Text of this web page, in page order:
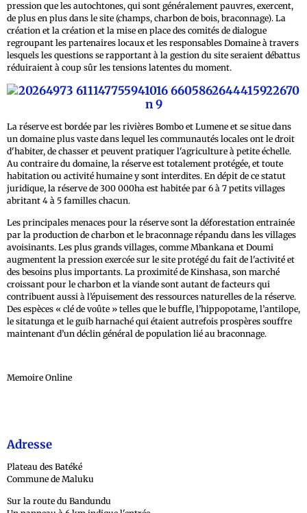
pression que les autochtones, qui sont généralement pauvres, exercent,
de plus en plus dans le site (champs, charbon de bois, braconnage). La
création et la création et la mise en place des comités de dialogue
regroupant les partenaires locaux et les responsables Domaine à travers
lesquels les questions se rapportant à la gestion du site seraient débattus
réduiraient à coup sûr les tensions latentes du moment.
La réserve est bordée par les rivières Bombo et Lumene et se situe dans
un domaine plus vaste dans lequel les communautés locales ont le droit
d'habiter, de chasser et peuvent pratiquer l'agriculture à petite échelle.
Au contraire du domaine, la réserve est totalement protégée, et toute
habitation ou activité humaine y sont interdites. En dépit de ce statut
juridique, la réserve de 300 000ha est habitée par 6 à 7 petits villages
abritant 4 à 5 familles chacun.
Les principales menaces pour la réserve sont la déforestation entrainée
par la production de charbon et le braconnage répandu dans les villages
avoisinants. Les plus grands villages, comme Mbankana et Doumi
augmentent la pression exercée sur le site protégé du fait de l'activité et
des besoins plus importants. La proximité de Kinshasa, son marché
croissant pour le charbon et la viande sont autant de facteurs qui
contribuent aussi à l’épuisement des ressources naturelles de la réserve.
Des espèces « clé de voûte » telles que le buffle, l’hippopotame, l’antilope,
le sitatunga et le guib harnaché qui étaient autrefois prospères souffre
maintenant d’un déclin général de population lié au braconnage.
Memoire Online
Adresse
Plateau des Batéké
Commune de Maluku
Sur la route du Bandundu